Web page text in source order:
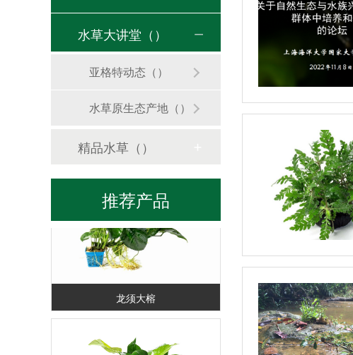
水草大讲堂（）
亚格特动态（）
水草原生态产地（）
精品水草（）
推荐产品
龙须大榕